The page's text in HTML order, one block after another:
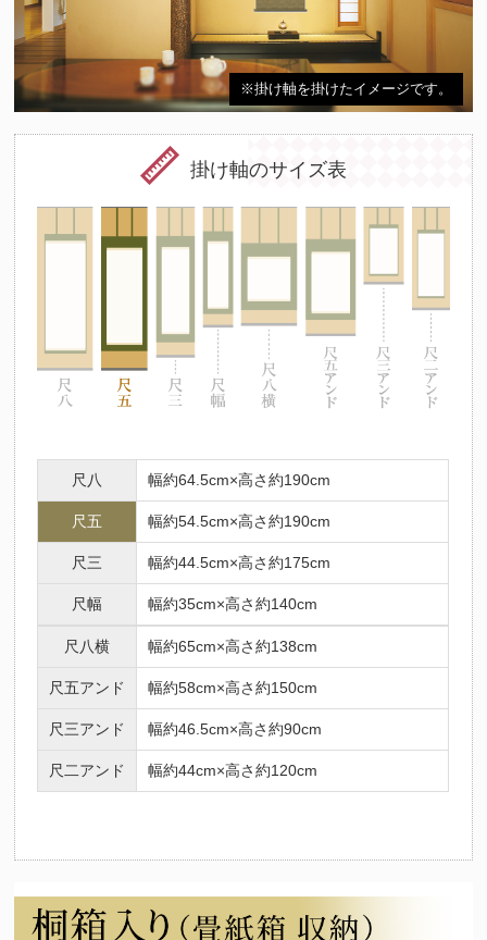
※掛け軸を掛けたイメージです。
掛け軸のサイズ表
尺八 幅約64.5cm×高さ約190cm
尺五 幅約54.5cm×高さ約190cm
尺三 幅約44.5cm×高さ約175cm
尺幅 幅約35cm×高さ約140cm
尺八横 幅約65cm×高さ約138cm
尺五アンド 幅約58cm×高さ約150cm
尺三アンド 幅約46.5cm×高さ約90cm
尺二アンド 幅約44cm×高さ約120cm